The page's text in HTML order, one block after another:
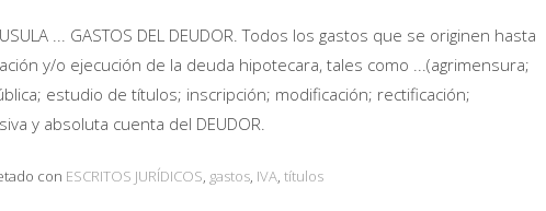
... GASTOS DEL DEUDOR. Todos los gastos que se originen hasta
y/o ejecución de la deuda hipotecara, tales como ...(agrimensura;
estudio de títulos; inscripción; modificación; rectificación;
y absoluta cuenta del DEUDOR.
con ESCRITOS JURÍDICOS, gastos, IVA, títulos